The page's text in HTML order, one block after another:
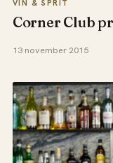
VIN & SPRIT
Corner Club
13 november 2015